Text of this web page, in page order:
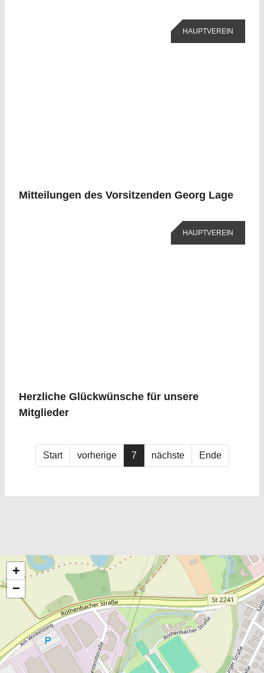
HAUPTVEREIN
Mitteilungen des Vorsitzenden Georg Lage
HAUPTVEREIN
Herzliche Glückwünsche für unsere
Mitglieder
Start vorherige 7 nächste Ende
+
−